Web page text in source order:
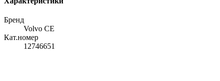
Бренд
Volvo CE
Кат.номер
12746651